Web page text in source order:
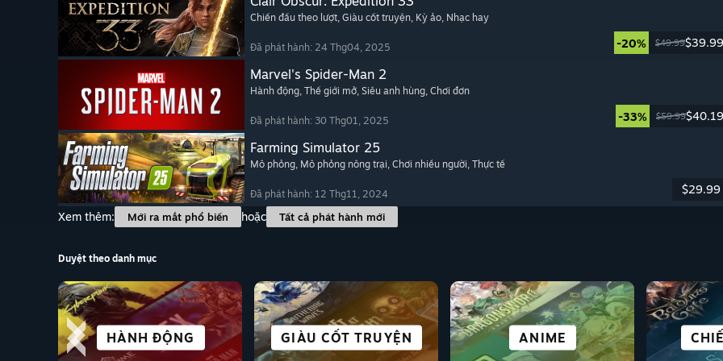
Chiến đấu theo lượt, Giàu cốt truyện, Kỳ ảo, Nhạc hay
Đã phát hành: 24 Thg04, 2025 -20% $49.99$39.99
Marvel's Spider-Man 2
Hành động, Thế giới mở, Siêu anh hùng, Chơi đơn
Đã phát hành: 30 Thg01, 2025 -33% $59.99$40.19
Farming Simulator 25
Mô phỏng, Mô phỏng nông trại, Chơi nhiều người, Thực tế
Đã phát hành: 12 Thg11, 2024
$29.99
Xem thêm:
Mới ra mắt phổ biến hoặc Tất cả phát hành mới
Duyệt theo danh mục
HÀNH ĐỘNG GIÀU CỐT TRUYỆN ANIME
CHƠI MIỄN PHÍ
THÀNH PHỐ & LẬP
CƯ
PHỐI HỢP
ĐỐI KHÁNG NHẬP VAI
KHOA HỌC VIỄN
TƯỞNG &
CYBERPUNK
TRÒ CHƠI VR THỂ THAO THẾ GIỚI MỞ